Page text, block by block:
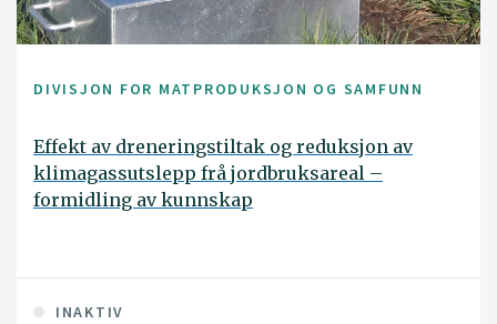
DIVISJON FOR MATPRODUKSJON OG SAMFUNN
Effekt av dreneringstiltak og reduksjon av
klimagassutslepp frå jordbruksareal –
formidling av kunnskap
INAKTIV